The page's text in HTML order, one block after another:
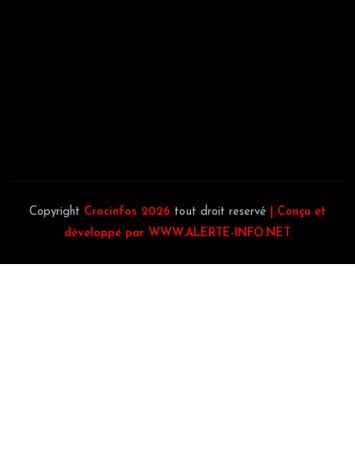
Copyright Crocinfos 2026 tout droit reservé
| Conçu et
développé par WWW.ALERTE-INFO.NET